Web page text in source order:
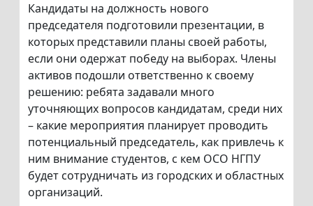
Кандидаты на должность нового
председателя подготовили презентации, в
которых представили планы своей работы,
если они одержат победу на выборах. Члены
активов подошли ответственно к своему
решению: ребята задавали много
уточняющих вопросов кандидатам, среди них
– какие мероприятия планирует проводить
потенциальный председатель, как привлечь к
ним внимание студентов, с кем ОСО НГПУ
будет сотрудничать из городских и областных
организаций.